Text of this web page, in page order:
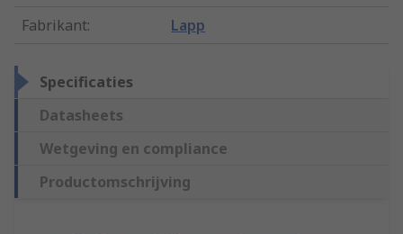
Fabrikant: Lapp
Specificaties
Datasheets
Wetgeving en compliance
Productomschrijving